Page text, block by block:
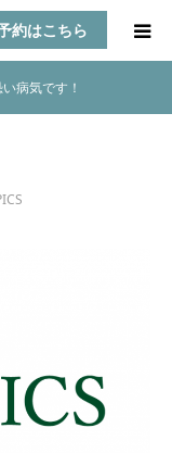
約はこちら
病気です！